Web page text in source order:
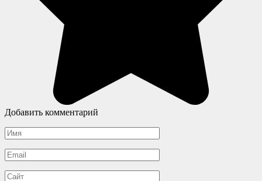
Добавить комментарий
Имя
*
Email
*
Сайт